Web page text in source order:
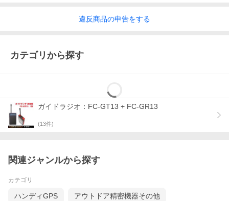
違反商品の申告をする
カテゴリから探す
ガイドラジオ：FC-GT13 + FC-GR13
(13件)
関連ジャンルから探す
カテゴリ
ハンディGPS アウトドア精密機器その他